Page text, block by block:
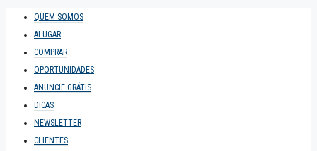
QUEM SOMOS
ALUGAR
COMPRAR
OPORTUNIDADES
ANUNCIE GRÁTIS
DICAS
NEWSLETTER
CLIENTES